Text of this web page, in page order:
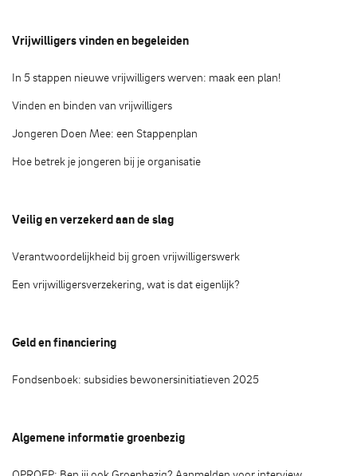
Vrijwilligers vinden en begeleiden
In 5 stappen nieuwe vrijwilligers werven: maak een plan!
Vinden en binden van vrijwilligers
Jongeren Doen Mee: een Stappenplan
Hoe betrek je jongeren bij je organisatie
Veilig en verzekerd aan de slag
Verantwoordelijkheid bij groen vrijwilligerswerk
Een vrijwilligersverzekering, wat is dat eigenlijk?
Geld en financiering
Fondsenboek: subsidies bewonersinitiatieven 2025
Algemene informatie groenbezig